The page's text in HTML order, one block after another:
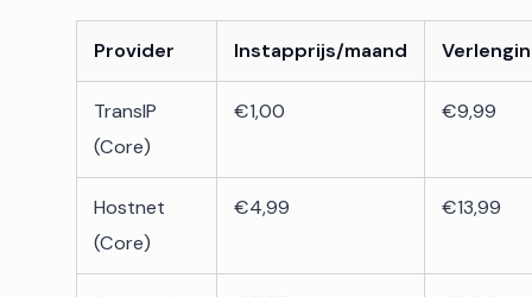
Provider Instapprijs/maand
TransIP
(Core)
€1,00 €9,99
Hostnet
(Core)
€4,99 €13,99